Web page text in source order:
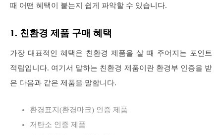
때 어떤 혜택이 붙는지 쉽게 파악할 수 있습니다.
1. 친환경 제품 구매 혜택
가장 대표적인 혜택은 친환경 제품을 살 때 주어지는 포인트
적립입니다. 여기서 말하는 친환경 제품이란 환경부 인증을 받
은 다음과 같은 제품을 말합니다.
환경표지(환경마크) 인증 제품
저탄소 인증 제품